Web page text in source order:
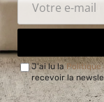
J'ai lu laPolitique
recevoir la